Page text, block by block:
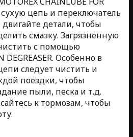
сухую цепь и переключатель
детали, чтобы
смазку. Загрязненную
с помощью
DEGREASER. Особенно в
следует чистить и
поездки, чтобы
пыли, песка и т.д.
к тормозам, чтобы